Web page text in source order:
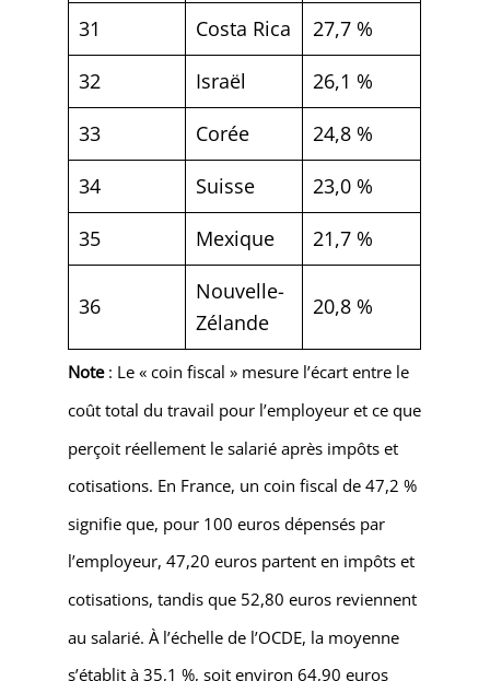
31
Costa Rica
27,7 %
32
Israël
26,1 %
33
Corée
24,8 %
34
Suisse
23,0 %
35
Mexique 21,7 %
36
Nouvelle-
Zélande
20,8 %
Note : Le « coin fiscal » mesure l’écart entre le
coût total du travail pour l’employeur et ce que
perçoit réellement le salarié après impôts et
cotisations. En France, un coin fiscal de 47,2 %
signifie que, pour 100 euros dépensés par
l’employeur, 47,20 euros partent en impôts et
cotisations, tandis que 52,80 euros reviennent
au salarié. À l’échelle de l’OCDE, la moyenne
s’établit à 35,1 %, soit environ 64,90 euros